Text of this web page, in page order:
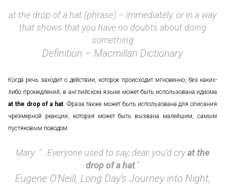
at the drop of a hat (phrase) – immediately, or in a way
that shows that you have no doubts about doing
something
Definition – Macmillan Dictionary
Когда речь заходит о действии, которое происходит мгновенно, без каких-
либо промедлений, в английском языке может быть использована идиома
at the drop of a hat. Фраза также может быть использована для описания
чрезмерной реакции, которая может быть вызвана малейшим, самым
пустяковым поводом.
Mary: "...Everyone used to say, dear, you'd cryat the
drop of a hat ."
Eugene O'Neill, Long Day's Journey into Night,